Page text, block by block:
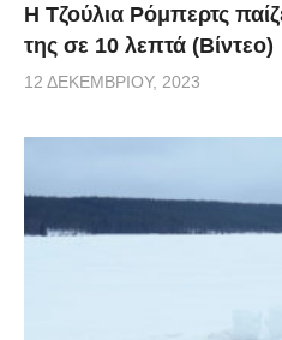
Η Τζούλια Ρόμπερτς
της σε 10 λεπτά (Βίντεο)
12 ΔΕΚΕΜΒΡΊΟΥ, 2023